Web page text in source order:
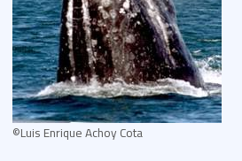
©Luis Enrique Achoy Cota